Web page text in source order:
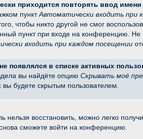
приходится повторять ввод
пунктАвтоматически входить при
чтобы никто другой не смог
пункт при входе на конференцию.
входить при каждом посещении
появлялся в списке активных
вы найдёте опцию Скрывать моё
будете скрытым пользователем.
нельзя восстановить, можно легко
сможете войти на конференцию.